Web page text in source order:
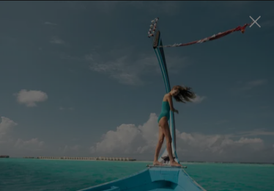
to enhance your experience
and make your visit easier and more comfortable.
RÉSERVEZ MAINTENANT
ANNULATION GRATUITE